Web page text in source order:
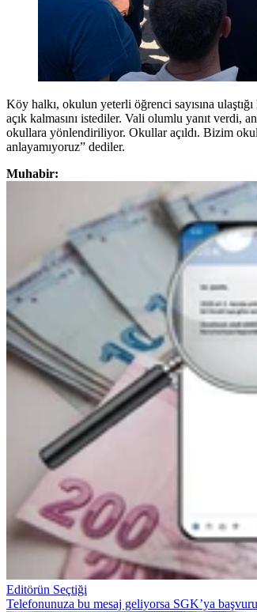
Köy halkı, okulun yeterli öğrenci sayısına
açık kalmasını istediler. Vali olumlu yanıt verdi,
okullara yönlendiriliyor. Okullar açıldı. Bizim
anlayamıyoruz” dediler.
Muhabir:
Editörün Seçtiği
Telefonunuza bu mesaj geliyorsa SGK’ya